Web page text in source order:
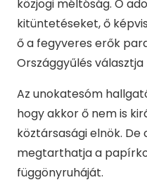
közjogi méltóság. Ő
kitüntetéseket, ő
ő a fegyveres erők
Országgyűlés
Az unokatesóm
hogy akkor ő nem is
köztársasági elnök. De
megtarthatja a
függönyruháját.